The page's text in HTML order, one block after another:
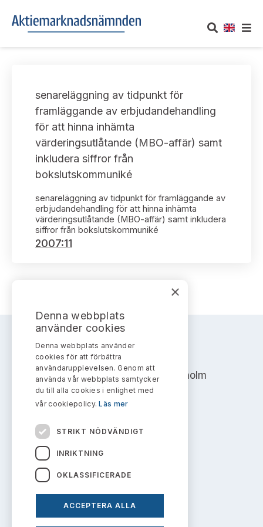
Om oss
Vårt uppdrag
Informationsgivning
Stadgar
Arbetsordning
Publikationer och anföranden
UTTALANDEN
Om nämndens uttalanden
Framställningar och konsultation
Uttalanden sorterade efter publiceringsdatum
Samtliga uttalanden sorterade årsvis
Avgifter
Prenumerera
TAKEOVER-REGLER
Takeover-regler för reglerade marknader och vissa
handelsplattformar
AKTUELLT
Nyheter och pressmeddelanden
Prenumerera
KONTAKT
Kontakt angående ansökningar och uttalanden
senareläggning av tidpunkt för
framläggande av erbjudandehandling
för att hinna inhämta
värderingsutlåtande (MBO-affär) samt
inkludera siffror från
bokslutskommuniké
senareläggning av tidpunkt för framläggande av
erbjudandehandling för att hinna inhämta
värderingsutlåtande (MBO-affär) samt inkludera
siffror från bokslutskommuniké
2007:11
AKTIEMARKNADSNÄMNDEN
Address: Box 7354, 103 90 Stockholm
info@aktiemarknadsnamnden.se
Om innehållet
Om webbplatsen
×
Denna webbplats
använder cookies
Denna webbplats använder
cookies för att förbättra
användarupplevelsen. Genom att
använda vår webbplats samtycker
du till alla cookies i enlighet med
vår cookiepolicy.Läs mer
STRIKT NÖDVÄNDIGT
INRIKTNING
OKLASSIFICERADE
ACCEPTERA ALLA